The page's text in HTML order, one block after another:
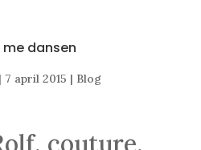
dansen
| 7 april 2015 | Blog
couture,